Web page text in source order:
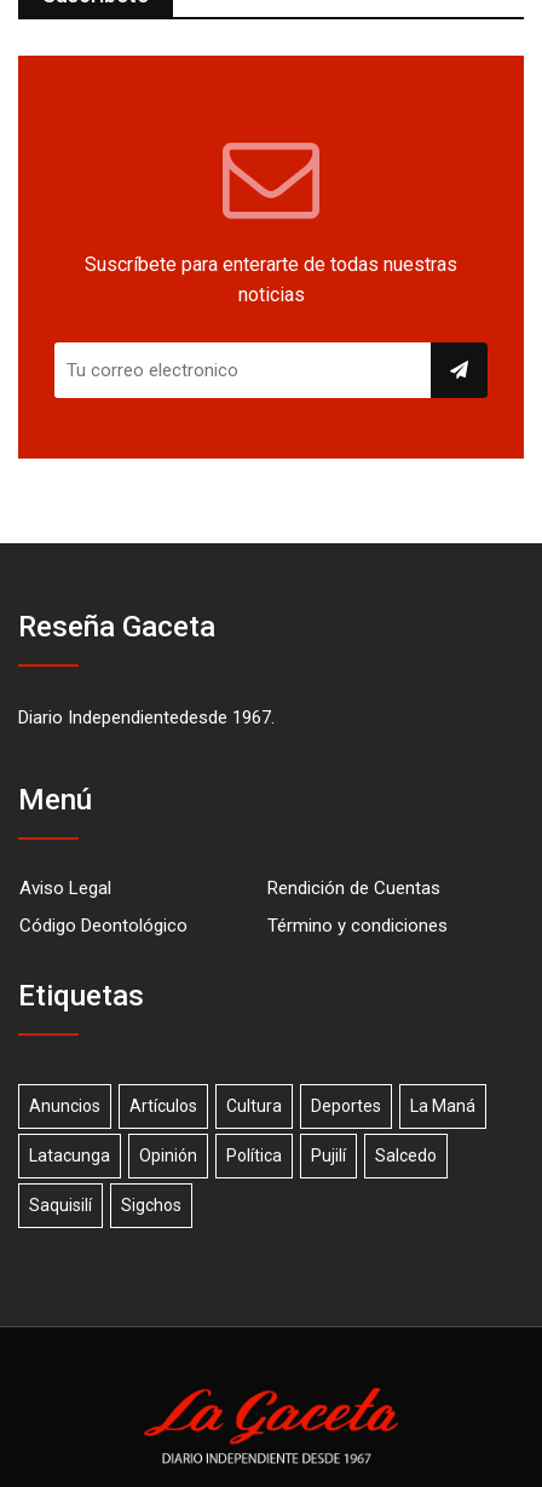
Suscríbete para enterarte de todas nuestras
noticias
Reseña Gaceta
Diario Independientedesde 1967.
Menú
Aviso Legal
Rendición de Cuentas
Código Deontológico
Término y condiciones
Etiquetas
Anuncios Artículos Cultura Deportes La Maná
Latacunga Opinión Política Pujilí Salcedo
Saquisilí Sigchos